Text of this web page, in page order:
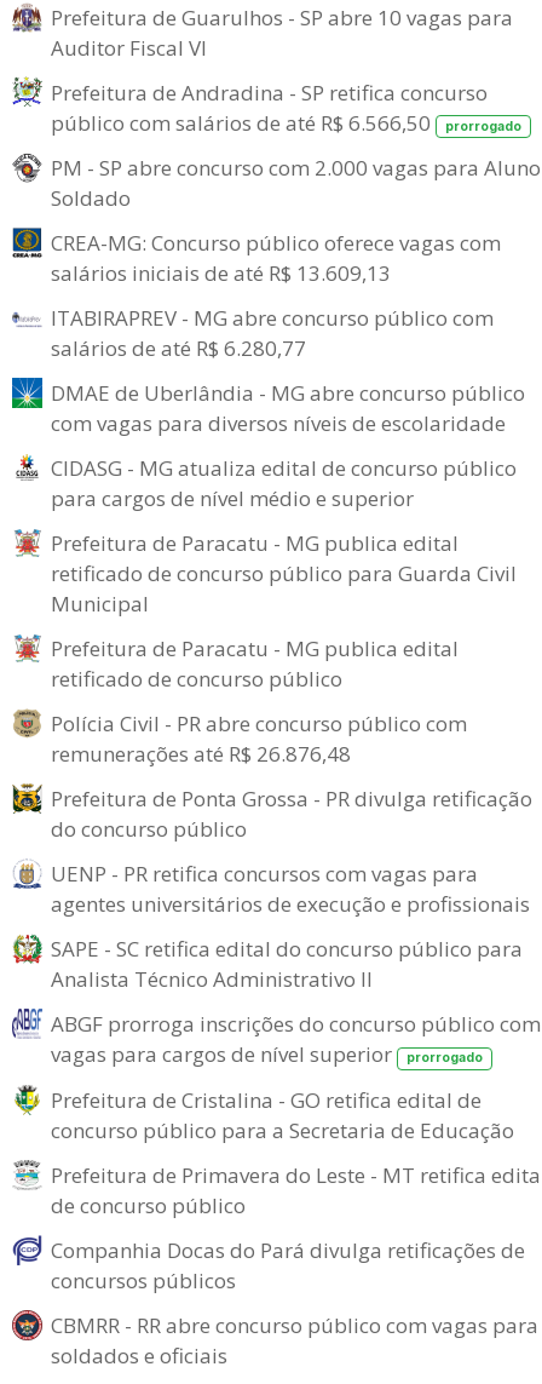
Prefeitura de Guarulhos - SP abre 10 vagas para
Auditor Fiscal VI
Prefeitura de Andradina - SP retifica concurso
público com salários de até R$ 6.566,50
prorrogado
PM - SP abre concurso com 2.000 vagas para
Soldado
CREA-MG: Concurso público oferece vagas com
salários iniciais de até R$ 13.609,13
ITABIRAPREV - MG abre concurso público com
salários de até R$ 6.280,77
DMAE de Uberlândia - MG abre concurso público
com vagas para diversos níveis de escolaridade
CIDASG - MG atualiza edital de concurso público
para cargos de nível médio e superior
Prefeitura de Paracatu - MG publica edital
retificado de concurso público para Guarda Civil
Municipal
Prefeitura de Paracatu - MG publica edital
retificado de concurso público
Polícia Civil - PR abre concurso público com
remunerações até R$ 26.876,48
Prefeitura de Ponta Grossa - PR divulga retificação
do concurso público
UENP - PR retifica concursos com vagas para
agentes universitários de execução e profissionais
SAPE - SC retifica edital do concurso público para
Analista Técnico Administrativo II
ABGF prorroga inscrições do concurso público com
vagas para cargos de nível superior
prorrogado
Prefeitura de Cristalina - GO retifica edital de
concurso público para a Secretaria de Educação
Prefeitura de Primavera do Leste - MT retifica
de concurso público
Companhia Docas do Pará divulga retificações de
concursos públicos
CBMRR - RR abre concurso público com vagas para
soldados e oficiais